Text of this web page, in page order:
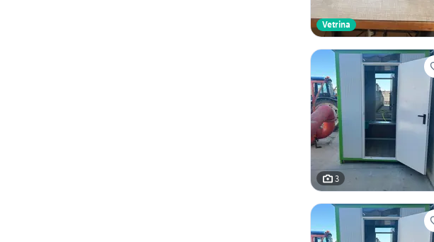
Vetrina
3